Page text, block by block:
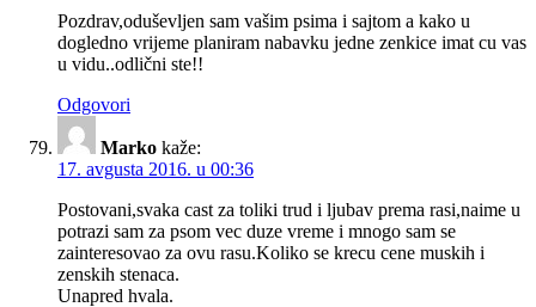
Pozdrav,oduševljen sam vašim psima i sajtom a kako u
dogledno vrijeme planiram nabavku jedne zenkice imat cu vas
u vidu..odlični ste!!
Odgovori
Marko kaže:
17. avgusta 2016. u 00:36
Postovani,svaka cast za toliki trud i ljubav prema rasi,naime u
potrazi sam za psom vec duze vreme i mnogo sam se
zainteresovao za ovu rasu.Koliko se krecu cene muskih i
zenskih stenaca.
Unapred hvala.